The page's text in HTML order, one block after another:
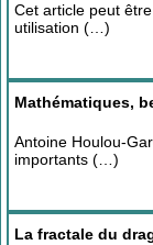
Cet article peut
utilisation (…)
Mathématiques,
Antoine Houlou-
importants (…)
La fractale du